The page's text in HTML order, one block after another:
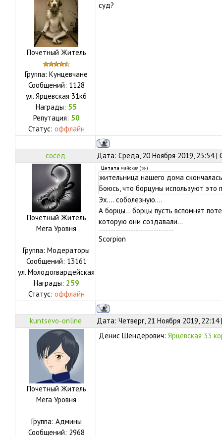
Почетный Житель
Группа: Кунцевчане
Сообщений: 1128
ул. Ярцевская 31к6
Награды: 55
Репутация: 50
Статус: оффлайн
суд?
сосед Дата: Среда, 20 Ноября 2019, 23:54
Почетный Житель
Мега Уровня
Группа: Модераторы
Сообщений: 13161
ул. Молодогвардейская
Награды: 259
Статус: оффлайн
Цитата майская ( )
жительница нашего дома
Боюсь, что борцуны используют это
Эх.... соболезную....
А борцы... борцы пусть вспомнят
которую они создавали...
Scorpion
kuntsevo-online Дата: Четверг, 21 Ноября 2019,
Почетный Житель
Мега Уровня
Группа: Админы
Сообщений: 2968
Денис Шендерович: Ярцевская 33